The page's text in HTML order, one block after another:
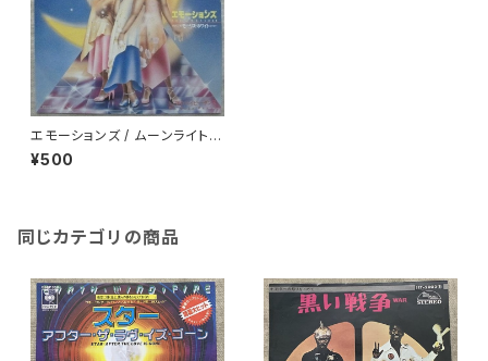
エモーションズ / ムーンライト・
ダンシング
¥500
同じカテゴリの商品